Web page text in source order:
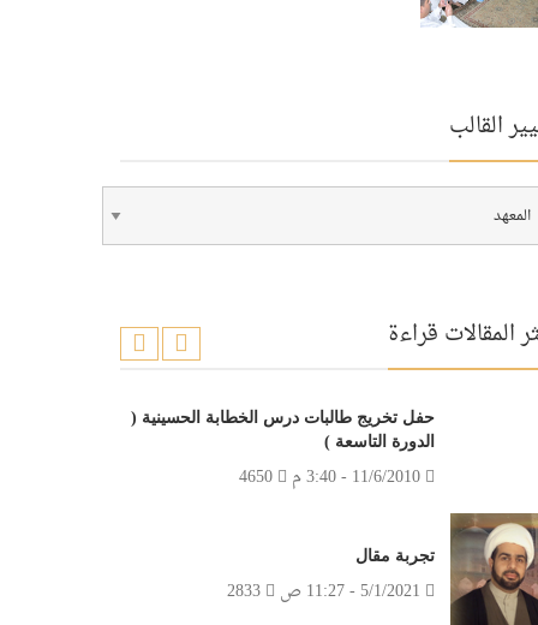
القالب
المقالات قراءة
حفل تخريج طالبات درس الخطابة الحسينية (
الدورة التاسعة )
11/6/2010 - 3:40 م 4650
تجربة مقال
2833